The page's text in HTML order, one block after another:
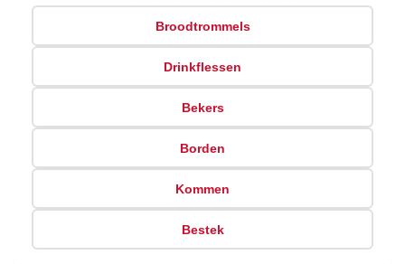
Broodtrommels
Drinkflessen
Bekers
Borden
Kommen
Bestek